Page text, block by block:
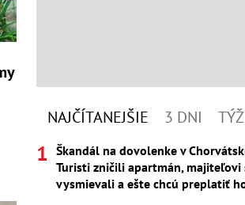
NAJČÍTANEJŠIE 3 DNI
Škandál na dovolenke v
Turisti zničili apartmán, majiteľovi
vysmievali a ešte chcú preplatiť